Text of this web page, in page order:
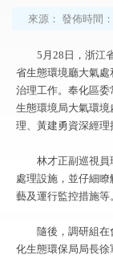
來源： 發佈時間：
5月28日，浙江
省生態環境廳大氣
治理工作。奉化區
生態環境局大氣環
理、黃建勇資深經理
林才正副巡視員
處理設施，並仔細
藝及運行監控措施等
隨後，調研組
化生態環保局局長徐